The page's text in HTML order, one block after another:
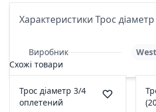
Характеристики Трос
Виробник
Схожі товари
Трос діаметр 3/4
оплетений